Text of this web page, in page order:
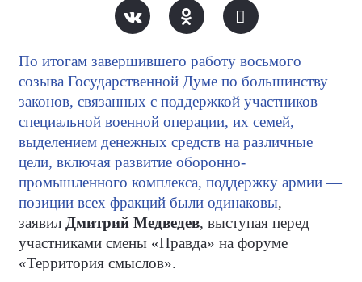
По итогам завершившего работу восьмого
созыва Государственной Думе по большинству
законов, связанных с поддержкой участников
специальной военной операции, их семей,
выделением денежных средств на различные
цели, включая развитие оборонно-
промышленного комплекса, поддержку армии —
позиции всех фракций были одинаковы,
заявил Дмитрий Медведев, выступая перед
участниками смены «Правда» на форуме
«Территория смыслов».